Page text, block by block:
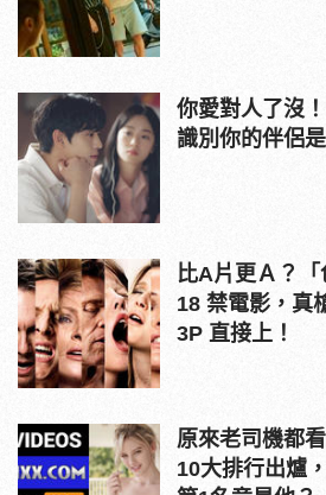
你愛對人了沒
識別你的伴侶
比A片更Ａ？
18 禁電影，真
3P 直接上！
原來老司機都
10大排行出爐